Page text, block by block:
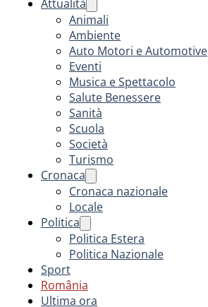
Attualità
Animali
Ambiente
Auto Motori e Automotive
Eventi
Musica e Spettacolo
Salute Benessere
Sanità
Scuola
Società
Turismo
Cronaca
Cronaca nazionale
Locale
Politica
Politica Estera
Politica Nazionale
Sport
România
Ultima ora